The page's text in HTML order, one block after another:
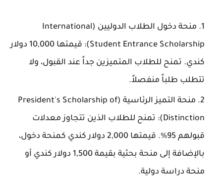
منحة دخول الطلاب الدوليين (International
Student Entrance Scholarship): قيمتها 10,000 دولار
كندي. تمنح للطلاب المتميزين جداً عند القبول، ولا
تتطلب طلباً منفصلاً.
منحة التميز الرئاسية (President's Scholarship of
Distinction): تمنح للطلاب الذين تتجاوز معدلات
قبولهم 95%. قيمتها 2,000 دولار كندي كمنحة دخول،
بالإضافة إلى منحة بحثية بقيمة 1,500 دولار كندي أو
منحة دراسة دولية.